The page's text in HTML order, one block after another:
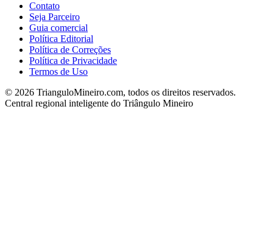
Contato
Seja Parceiro
Guia comercial
Política Editorial
Política de Correções
Política de Privacidade
Termos de Uso
© 2026 TrianguloMineiro.com, todos os direitos reservados.
Central regional inteligente do Triângulo Mineiro